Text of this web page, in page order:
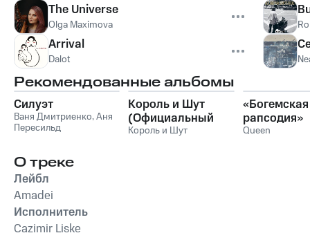
The Universe
Olga Maximova
Arrival
Dalot
Рекомендованные альбомы
Силуэт
Ваня Дмитриенко,Аня
Пересильд
Король и Шут
(Официальный
саундтрек), Часть
Король и Шут
«Богемская
рапсодия»
Queen
О треке
Лейбл
Amadei
Исполнитель
Cazimir Liske